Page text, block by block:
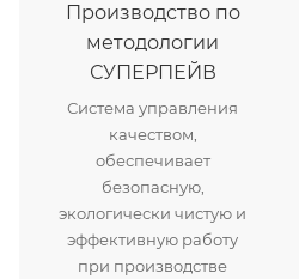
Производство по
методологии
СУПЕРПЕЙВ
Система управления
качеством,
обеспечивает
безопасную,
экологически чистую и
эффективную работу
при производстве